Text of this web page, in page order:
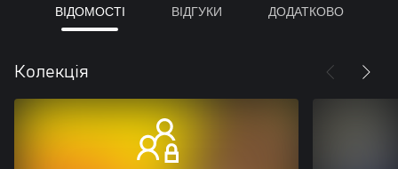
ВІДОМОСТІ ВІДГУКИ ДОДАТКОВО
Колекція